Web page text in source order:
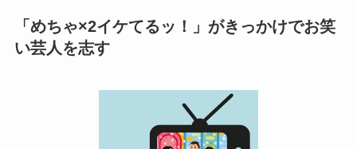
「めちゃ×2イケてるッ！」がきっかけでお笑
い芸人を志す